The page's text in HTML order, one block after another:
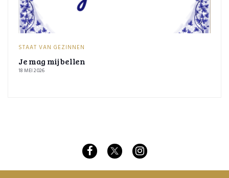
STAAT VAN GEZINNEN
Je mag mij bellen
18 MEI 2026